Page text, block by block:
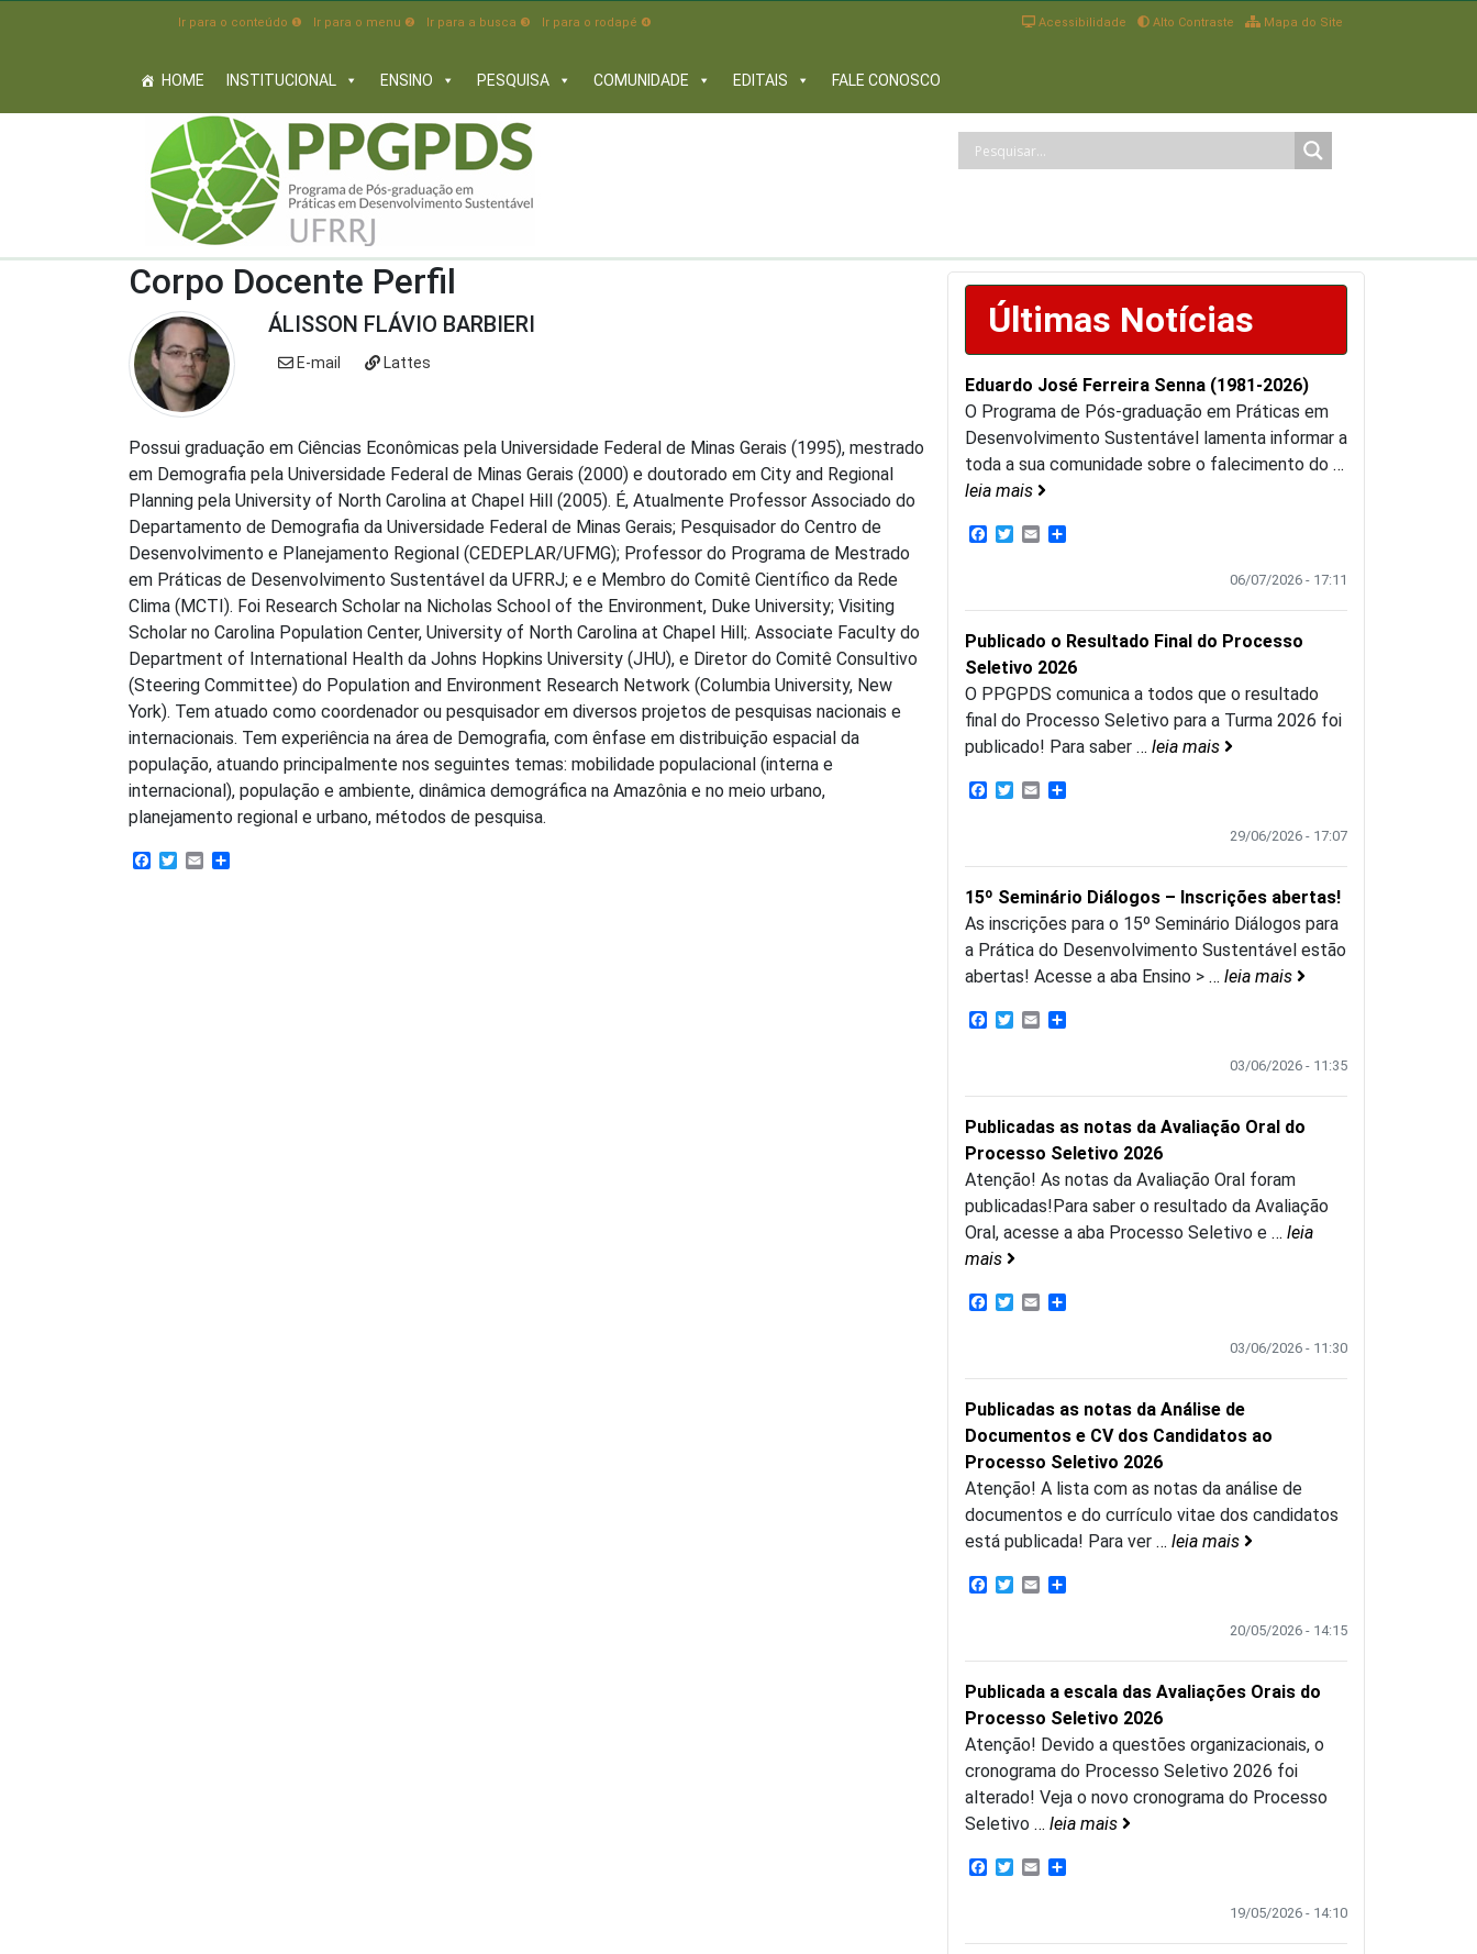
Ir para o conteúdo ❶ Ir para o menu ❷ Ir para a busca ❸ Ir para o rodapé ❹ Mapa do Site
Alto Contraste
Acessibilidade
HOME INSTITUCIONAL ENSINO PESQUISA COMUNIDADE EDITAIS FALE CONOSCO
Corpo Docente Perfil
ÁLISSON FLÁVIO BARBIERI
E-mail Lattes
Possui graduação em Ciências Econômicas pela Universidade Federal de Minas Gerais (1995), mestrado
em Demografia pela Universidade Federal de Minas Gerais (2000) e doutorado em City and Regional
Planning pela University of North Carolina at Chapel Hill (2005). É, Atualmente Professor Associado do
Departamento de Demografia da Universidade Federal de Minas Gerais; Pesquisador do Centro de
Desenvolvimento e Planejamento Regional (CEDEPLAR/UFMG); Professor do Programa de Mestrado
em Práticas de Desenvolvimento Sustentável da UFRRJ; e e Membro do Comitê Científico da Rede
Clima (MCTI). Foi Research Scholar na Nicholas School of the Environment, Duke University; Visiting
Scholar no Carolina Population Center, University of North Carolina at Chapel Hill;. Associate Faculty do
Department of International Health da Johns Hopkins University (JHU), e Diretor do Comitê Consultivo
(Steering Committee) do Population and Environment Research Network (Columbia University, New
York). Tem atuado como coordenador ou pesquisador em diversos projetos de pesquisas nacionais e
internacionais. Tem experiência na área de Demografia, com ênfase em distribuição espacial da
população, atuando principalmente nos seguintes temas: mobilidade populacional (interna e
internacional), população e ambiente, dinâmica demográfica na Amazônia e no meio urbano,
planejamento regional e urbano, métodos de pesquisa.
Facebook
Twitter
Email
Últimas Notícias
Eduardo José Ferreira Senna (1981-2026)
O Programa de Pós-graduação em Práticas em
Desenvolvimento Sustentável lamenta informar a
toda a sua comunidade sobre o falecimento do …
leia mais
Facebook
Twitter
Email
06/07/2026 - 17:11
Publicado o Resultado Final do Processo
Seletivo 2026
O PPGPDS comunica a todos que o resultado
final do Processo Seletivo para a Turma 2026 foi
publicado! Para saber … leia mais
Facebook
Twitter
Email
29/06/2026 - 17:07
15º Seminário Diálogos – Inscrições abertas!
As inscrições para o 15º Seminário Diálogos para
a Prática do Desenvolvimento Sustentável estão
abertas! Acesse a aba Ensino > … leia mais
Facebook
Twitter
Email
03/06/2026 - 11:35
Publicadas as notas da Avaliação Oral do
Processo Seletivo 2026
Atenção! As notas da Avaliação Oral foram
publicadas!Para saber o resultado da Avaliação
Oral, acesse a aba Processo Seletivo e … leia
mais
Facebook
Twitter
Email
03/06/2026 - 11:30
Publicadas as notas da Análise de
Documentos e CV dos Candidatos ao
Processo Seletivo 2026
Atenção! A lista com as notas da análise de
documentos e do currículo vitae dos candidatos
está publicada! Para ver … leia mais
Facebook
Twitter
Email
20/05/2026 - 14:15
Publicada a escala das Avaliações Orais do
Processo Seletivo 2026
Atenção! Devido a questões organizacionais, o
cronograma do Processo Seletivo 2026 foi
alterado! Veja o novo cronograma do Processo
Seletivo … leia mais
Facebook
Twitter
Email
19/05/2026 - 14:10